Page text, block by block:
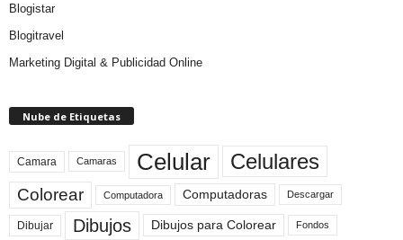
Blogistar
Blogitravel
Marketing Digital & Publicidad Online
Nube de Etiquetas
Camara Camaras Celular Celulares
Colorear Computadora Computadoras Descargar
Dibujar Dibujos Dibujos para Colorear Fondos